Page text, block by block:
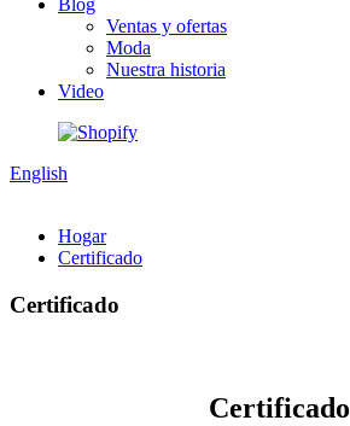
Blog
Ventas y ofertas
Moda
Nuestra historia
Video
English
Hogar
Certificado
Certificado
Certificado